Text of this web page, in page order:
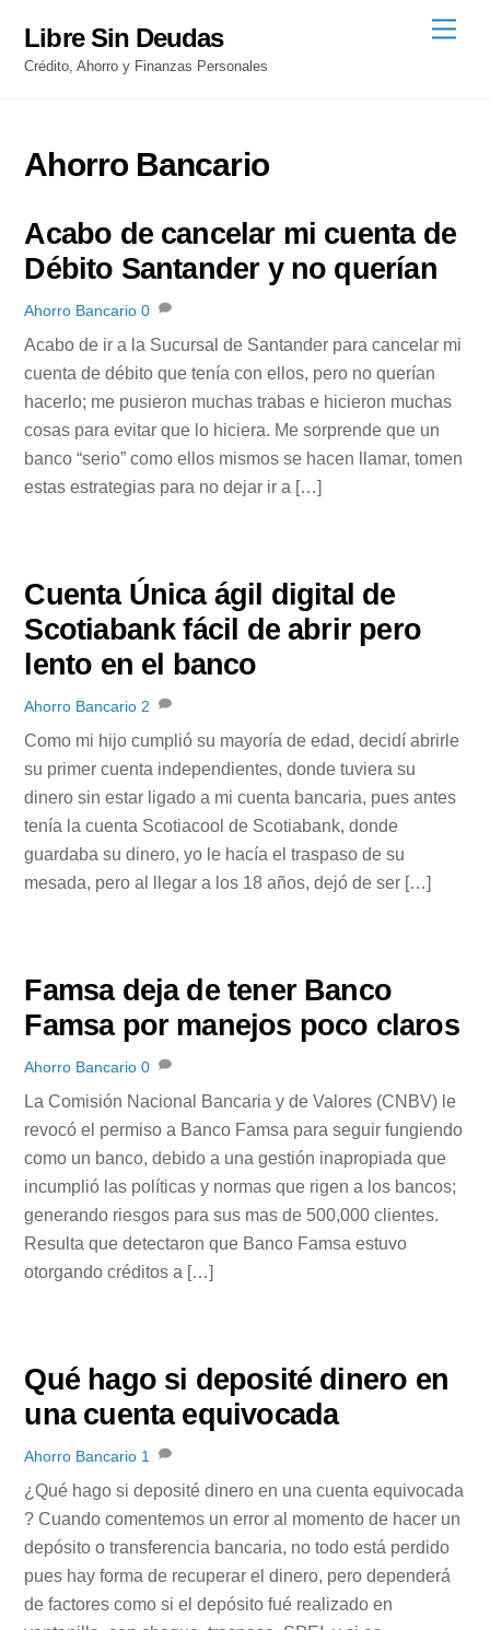
content
Libre Sin Deudas
Crédito, Ahorro y Finanzas Personales
Ahorro Bancario
Acabo de cancelar mi cuenta de
Débito Santander y no querían
Ahorro Bancario 0
Acabo de ir a la Sucursal de Santander para cancelar mi
cuenta de débito que tenía con ellos, pero no querían
hacerlo; me pusieron muchas trabas e hicieron muchas
cosas para evitar que lo hiciera. Me sorprende que un
banco “serio” como ellos mismos se hacen llamar, tomen
estas estrategias para no dejar ir a […]
Cuenta Única ágil digital de
Scotiabank fácil de abrir pero
lento en el banco
Ahorro Bancario 2
Como mi hijo cumplió su mayoría de edad, decidí abrirle
su primer cuenta independientes, donde tuviera su
dinero sin estar ligado a mi cuenta bancaria, pues antes
tenía la cuenta Scotiacool de Scotiabank, donde
guardaba su dinero, yo le hacía el traspaso de su
mesada, pero al llegar a los 18 años, dejó de ser […]
Famsa deja de tener Banco
Famsa por manejos poco claros
Ahorro Bancario 0
La Comisión Nacional Bancaria y de Valores (CNBV) le
revocó el permiso a Banco Famsa para seguir fungiendo
como un banco, debido a una gestión inapropiada que
incumplió las políticas y normas que rigen a los bancos;
generando riesgos para sus mas de 500,000 clientes.
Resulta que detectaron que Banco Famsa estuvo
otorgando créditos a […]
Qué hago si deposité dinero en
una cuenta equivocada
Ahorro Bancario 1
¿Qué hago si deposité dinero en una cuenta equivocada
? Cuando comentemos un error al momento de hacer un
depósito o transferencia bancaria, no todo está perdido
pues hay forma de recuperar el dinero, pero dependerá
de factores como si el depósito fué realizado en